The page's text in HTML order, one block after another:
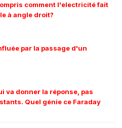
comment l'electricité fait
à angle droit?
par la passage d'un
va donner la réponse, pas
Quel génie ce Faraday